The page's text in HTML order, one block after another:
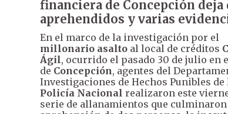
financiera de Concepción deja
aprehendidos y varias
En el marco de la investigación por el
millonario asalto al local de créditos
Ágil, ocurrido el pasado 30 de julio en
de Concepción, agentes del
Investigaciones de Hechos Punibles de
Policía Nacional realizaron este
serie de allanamientos que